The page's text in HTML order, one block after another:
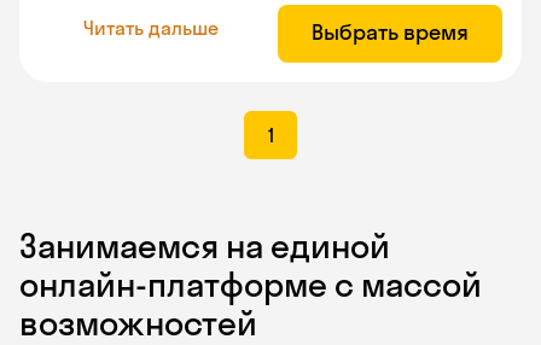
Читать дальше Выбрать время
1
Занимаемся на единой
онлайн-платформе с массой
возможностей